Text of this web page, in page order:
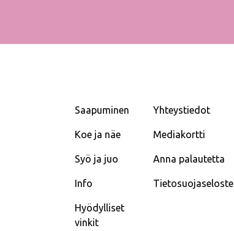
Saapuminen
Koe ja näe
Syö ja juo
Info
Hyödylliset
vinkit
Yhteystiedot
Mediakortti
Anna palautetta
Tietosuojaseloste